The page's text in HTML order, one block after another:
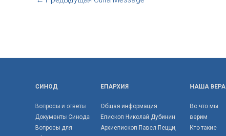
СИНОД
Вопросы и ответы
Документы Синода
Вопросы для
ЕПАРХИЯ
Общая информация
Епископ Николай Дубинин
Архиепископ Павел Пецци,
НАША ВЕРА
Во что мы
верим
Кто такие